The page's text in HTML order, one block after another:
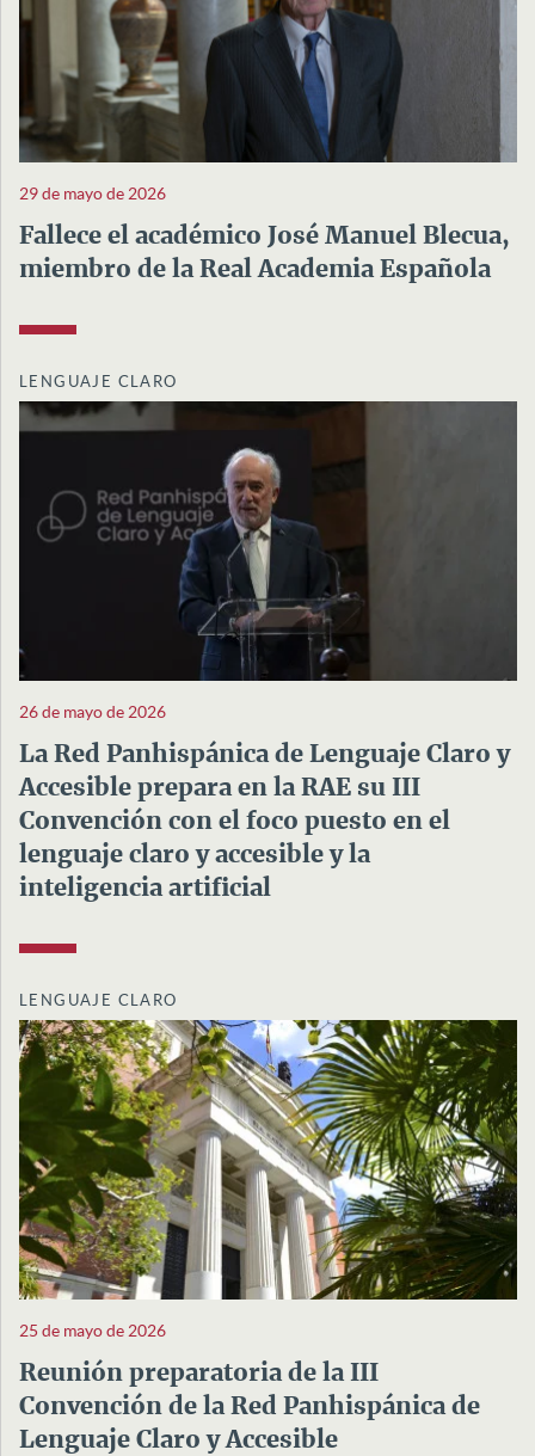
29 de mayo de 2026
Fallece el académico José Manuel Blecua,
miembro de la Real Academia Española
LENGUAJE CLARO
26 de mayo de 2026
La Red Panhispánica de Lenguaje Claro y
Accesible prepara en la RAE su III
Convención con el foco puesto en el
lenguaje claro y accesible y la
inteligencia artificial
LENGUAJE CLARO
25 de mayo de 2026
Reunión preparatoria de la III
Convención de la Red Panhispánica de
Lenguaje Claro y Accesible